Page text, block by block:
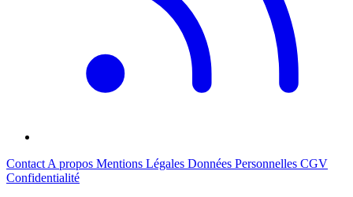
Contact A propos Mentions Légales Données Personnelles CGV
Confidentialité